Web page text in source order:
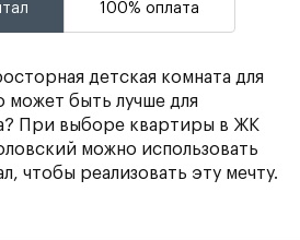
100% оплата
детская комната для
может быть лучше для
При выборе квартиры в ЖК
можно использовать
чтобы реализовать эту мечту.